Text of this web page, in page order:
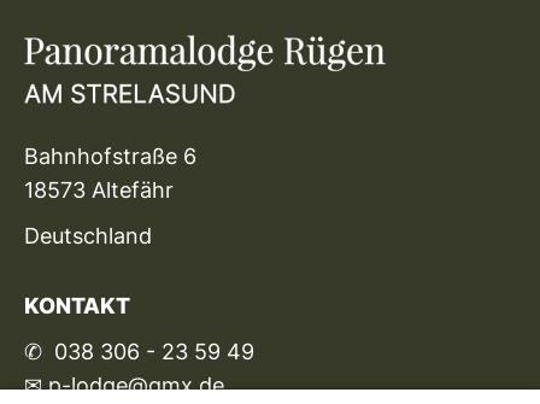
Bahnhofstraße 6
18573 Altefähr
Deutschland
KONTAKT
✆ 038 306 - 23 59 49
✉ p-lodge@gmx.de